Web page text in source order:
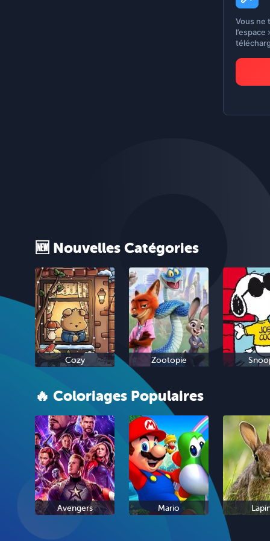
Vous ne
🆕 Nouvelles Catégories
Cozy Zootopie
🔥 Coloriages Populaires
Avengers Mario